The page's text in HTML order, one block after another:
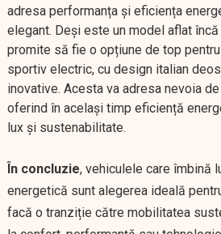
adresa performanța și eficiența
elegant. Deși este un model aflat
promite să fie o opțiune de top
sportiv electric, cu design italian
inovative. Acesta va adresa nevoia
oferind în același timp eficiență
lux și sustenabilitate.
În concluzie, vehiculele care îmbină
energetică sunt alegerea ideală
facă o tranziție către mobilitatea